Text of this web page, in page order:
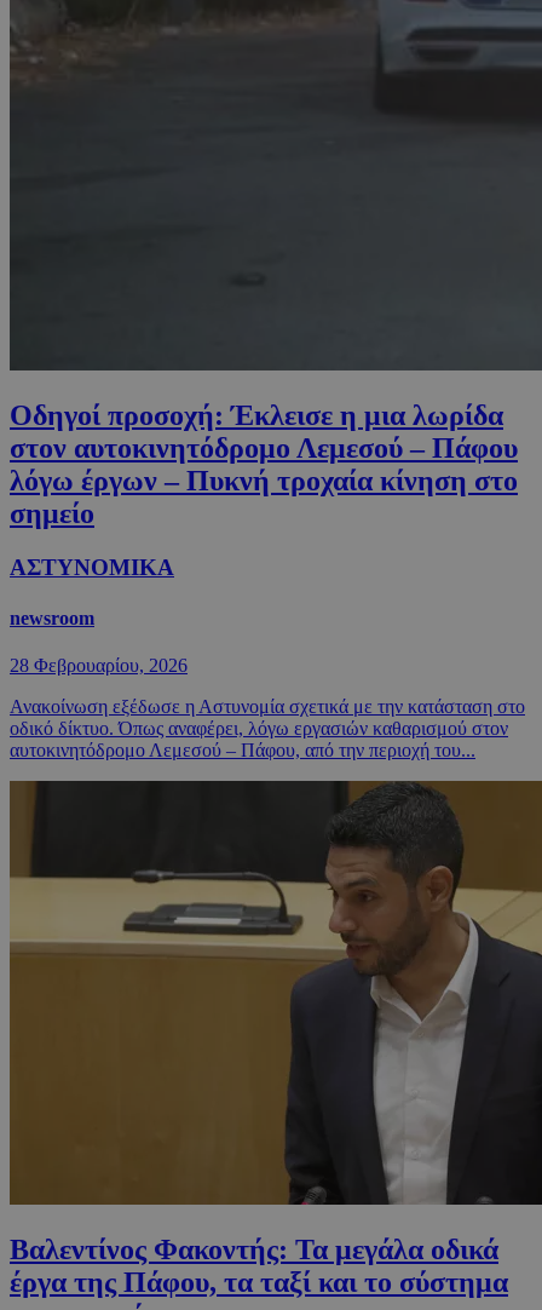
Οδηγοί προσοχή: Έκλεισε η μια λωρίδα
στον αυτοκινητόδρομο Λεμεσού – Πάφου
λόγω έργων – Πυκνή τροχαία κίνηση στο
σημείο
ΑΣΤΥΝΟΜΙΚΑ
newsroom
28 Φεβρουαρίου, 2026
Ανακοίνωση εξέδωσε η Αστυνομία σχετικά με την κατάσταση στο
οδικό δίκτυο. Όπως αναφέρει, λόγω εργασιών καθαρισμού στον
αυτοκινητόδρομο Λεμεσού – Πάφου, από την περιοχή του...
Βαλεντίνος Φακοντής: Τα μεγάλα οδικά
έργα της Πάφου, τα ταξί και το σύστημα